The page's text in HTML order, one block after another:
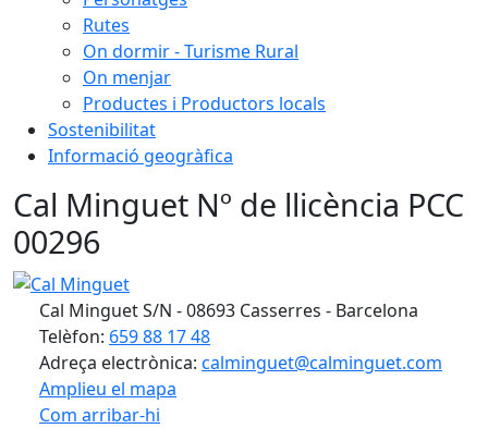
Rutes
On dormir - Turisme Rural
On menjar
Productes i Productors locals
Sostenibilitat
Informació geogràfica
Cal Minguet Nº de llicència PCC
00296
Cal Minguet
Cal Minguet S/N - 08693 Casserres - Barcelona
Telèfon: 659 88 17 48
Adreça electrònica: calminguet@calminguet.com
Amplieu el mapa
Com arribar-hi